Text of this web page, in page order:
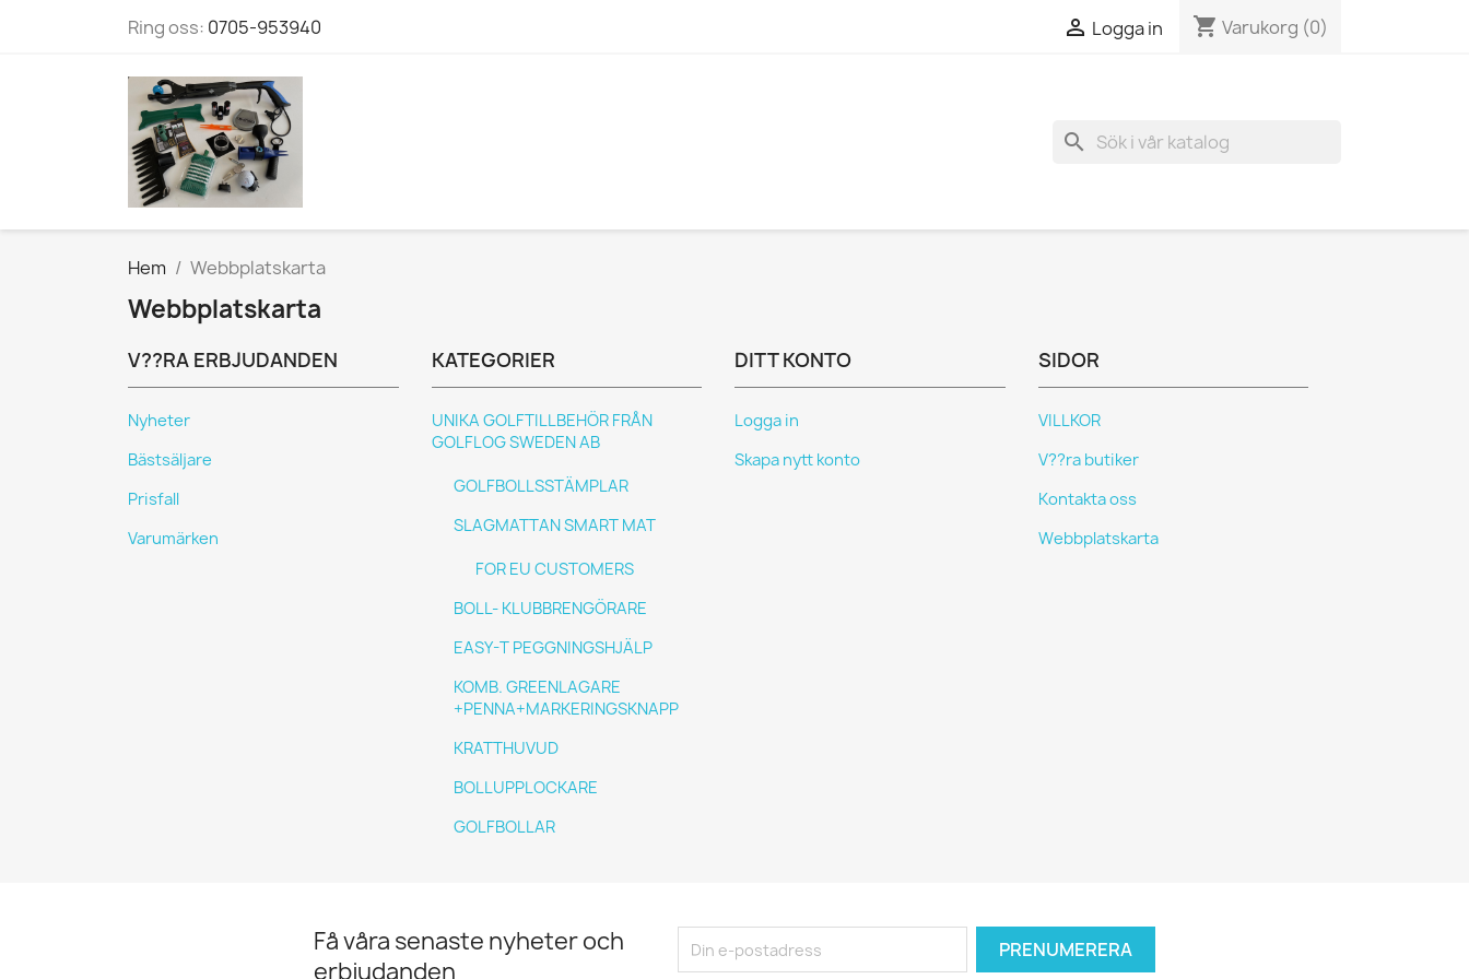
Ring oss: 0705-953940  Logga in shopping_cart Varukorg (0)
search
Hem Webbplatskarta
Webbplatskarta
V??RA ERBJUDANDEN
Nyheter
Bästsäljare
Prisfall
Varumärken
KATEGORIER
UNIKA GOLFTILLBEHÖR FRÅN
GOLFLOG SWEDEN AB
GOLFBOLLSSTÄMPLAR
SLAGMATTAN SMART MAT
FOR EU CUSTOMERS
BOLL- KLUBBRENGÖRARE
EASY-T PEGGNINGSHJÄLP
KOMB. GREENLAGARE
+PENNA+MARKERINGSKNAPP
KRATTHUVUD
BOLLUPPLOCKARE
GOLFBOLLAR
DITT KONTO
Logga in
Skapa nytt konto
SIDOR
VILLKOR
V??ra butiker
Kontakta oss
Webbplatskarta
Få våra senaste nyheter och
erbjudanden